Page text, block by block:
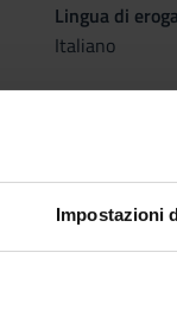
Impostazioni
Lingua di
Italiano